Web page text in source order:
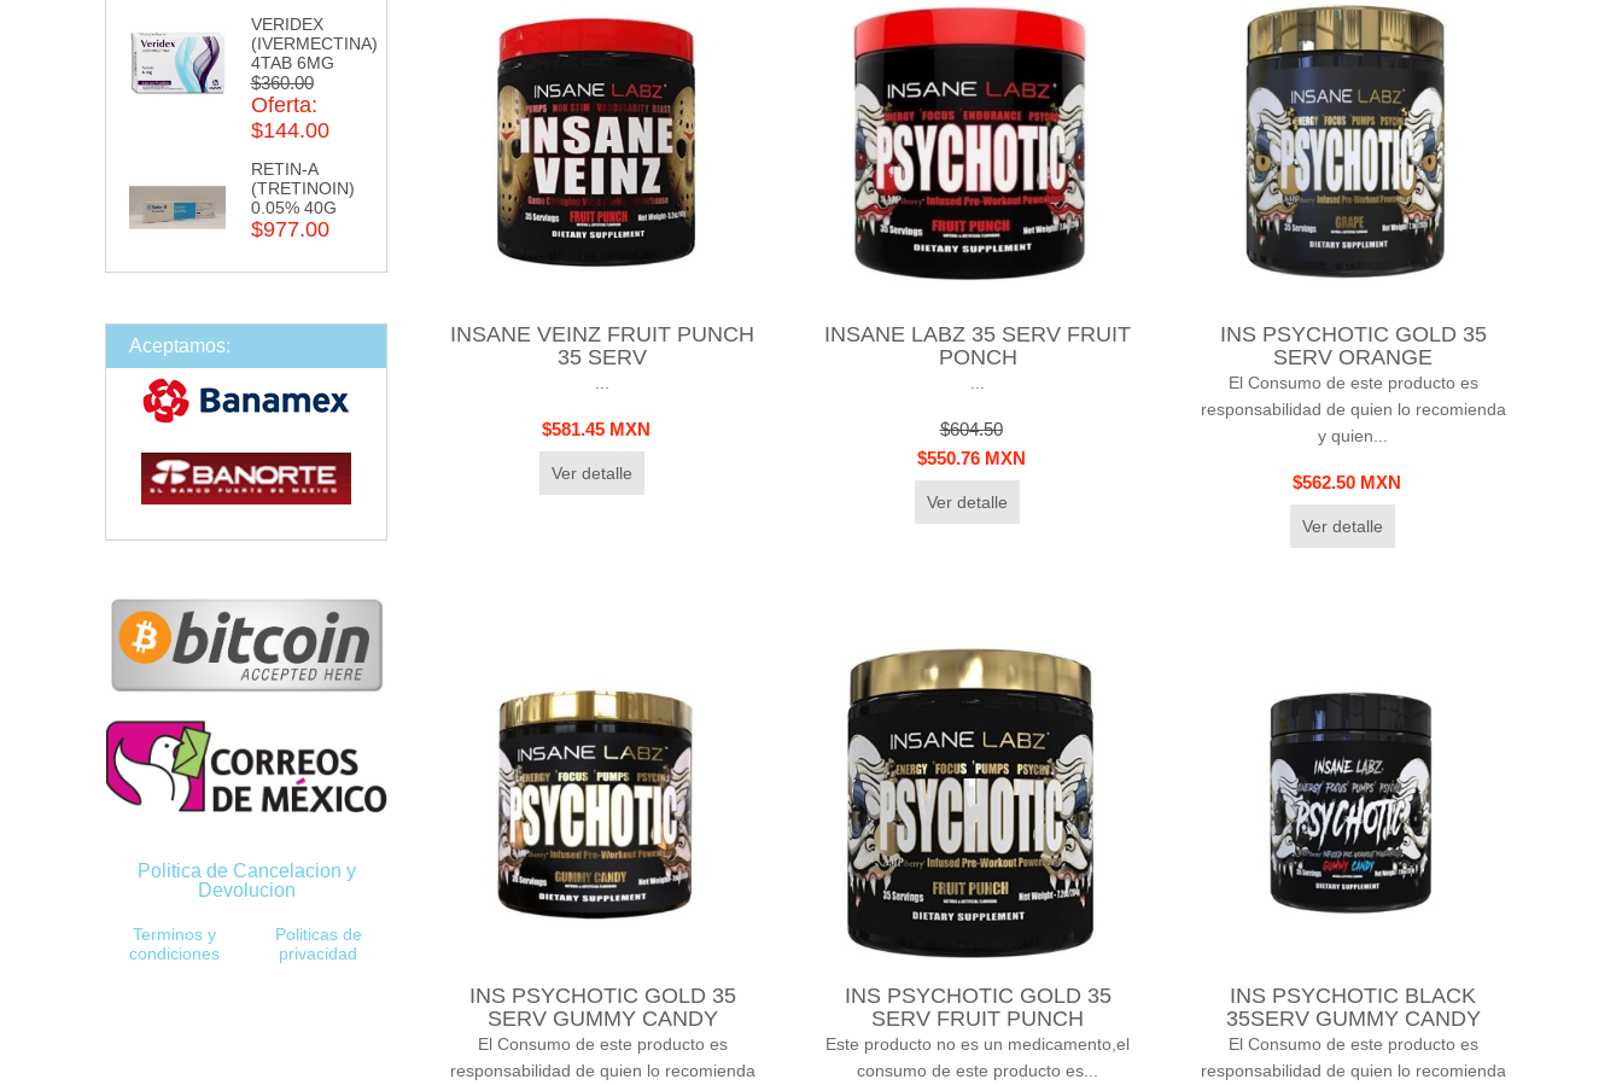
VERIDEX
(IVERMECTINA)
4TAB 6MG
$360.00
Oferta:
$144.00
RETIN-A
(TRETINOIN)
0.05% 40G
$977.00
Aceptamos:
Politica de Cancelacion y
Devolucion
Terminos y
condiciones
Politicas de
privacidad
INSANE VEINZ FRUIT PUNCH
35 SERV
$581.45 MXN
Ver detalle
INSANE LABZ 35 SERV FRUIT
PONCH
$604.50
$550.76 MXN
Ver detalle
INS PSYCHOTIC GOLD 35
SERV ORANGE
El Consumo de este producto es
responsabilidad de quien lo recomienda
y quien...
$562.50 MXN
Ver detalle
INS PSYCHOTIC GOLD 35
SERV GUMMY CANDY
El Consumo de este producto es
responsabilidad de quien lo recomienda
INS PSYCHOTIC GOLD 35
SERV FRUIT PUNCH
Este producto no es un medicamento,el
consumo de este producto es...
INS PSYCHOTIC BLACK
35SERV GUMMY CANDY
El Consumo de este producto es
responsabilidad de quien lo recomienda